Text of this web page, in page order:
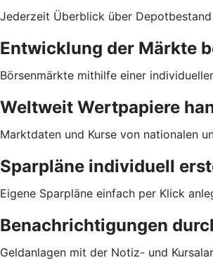
Jederzeit Überblick über
Entwicklung der Märkte
Börsenmärkte mithilfe einer
Weltweit Wertpapiere
Marktdaten und Kurse von nationalen
Sparpläne individuell
Eigene Sparpläne einfach per Klick
Benachrichtigungen
Geldanlagen mit der Notiz- und